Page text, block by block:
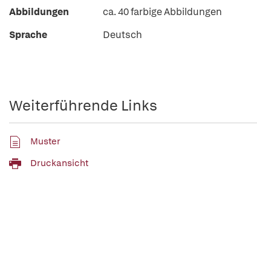
Abbildungen
ca. 40 farbige Abbildungen
Sprache
Deutsch
Weiterführende Links
Muster
Druckansicht